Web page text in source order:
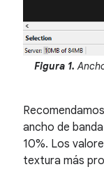
Figura 1.
ancho de
10%. Los
textura más